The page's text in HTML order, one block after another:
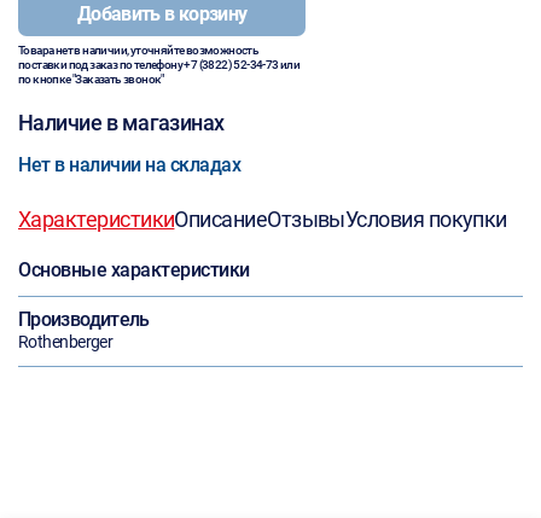
Добавить в корзину
Товара нет в наличии, уточняйте возможность
поставки под заказ по телефону+7 (3822) 52-34-73или
по кнопке "Заказать звонок"
Наличие в магазинах
Нет в наличии на складах
ХарактеристикиОписаниеОтзывыУсловия покупки
Основные характеристики
Производитель
Rothenberger